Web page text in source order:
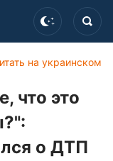
на украинском
что это
о ДТП